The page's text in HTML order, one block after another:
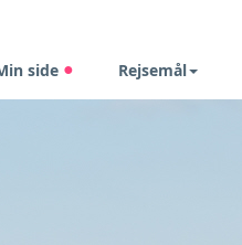
side Rejsemål